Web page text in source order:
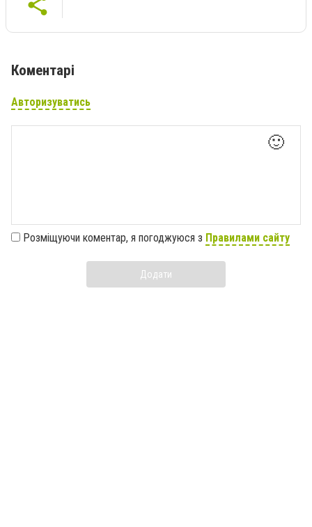
Коментарі
Авторизуватись
🙂
Розміщуючи коментар, я погоджуюся з Правилами сайту
Додати